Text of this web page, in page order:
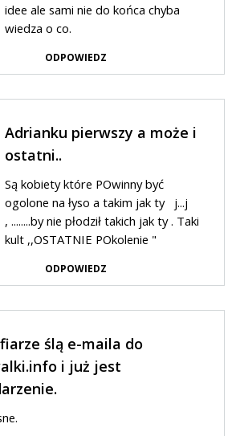
idee ale sami nie do końca chyba
wiedza o co.
ODPOWIEDZ
Adrianku pierwszy a może i
ostatni..
Są kobiety które POwinny być
ogolone na łyso a takim jak ty j...j
, ........by nie płodził takich jak ty . Taki
kult ,,OSTATNIE POkolenie "
ODPOWIEDZ
ślą e-maila do
i już jest